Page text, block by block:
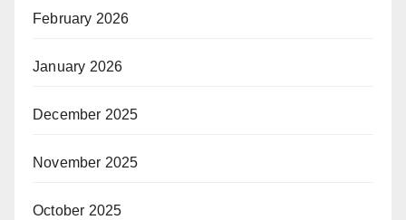
February 2026
January 2026
December 2025
November 2025
October 2025